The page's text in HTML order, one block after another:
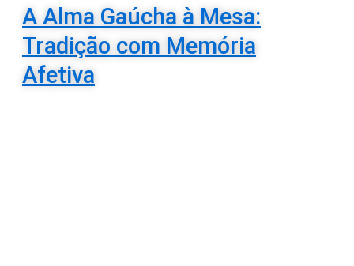
A Alma Gaúcha à Mesa:
Tradição com Memória
Afetiva